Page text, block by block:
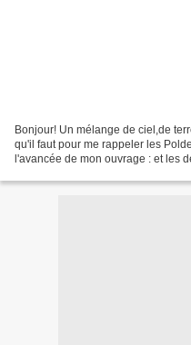
Bonjour! Un mélange de ciel,de
qu'il faut pour me rappeler les
l'avancée de mon ouvrage : et les